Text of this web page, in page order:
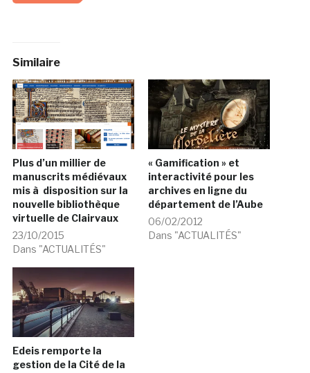
Similaire
Plus d’un millier de
manuscrits médiévaux
mis à disposition sur la
nouvelle bibliothèque
virtuelle de Clairvaux
23/10/2015
Dans "ACTUALITÉS"
« Gamification » et
interactivité pour les
archives en ligne du
département de l’Aube
06/02/2012
Dans "ACTUALITÉS"
Edeis remporte la
gestion de la Cité de la